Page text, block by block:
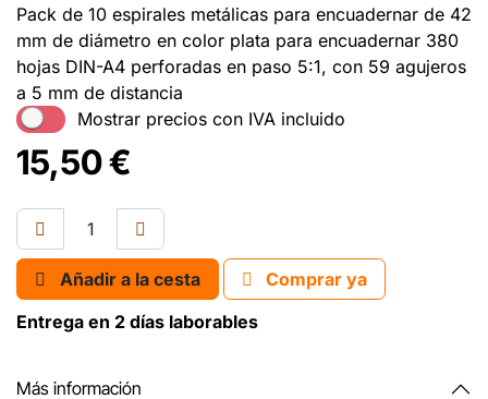
Pack de 10 espirales metálicas para encuadernar de 42
mm de diámetro en color plata para encuadernar 380
hojas DIN-A4 perforadas en paso 5:1, con 59 agujeros
a 5 mm de distancia
Mostrar precios con IVA incluido
15,50€
Añadir a la cesta
Comprar ya
Entrega en 2 días laborables
Más información